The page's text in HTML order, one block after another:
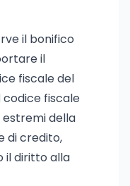
il bonifico
il
fiscale del
codice fiscale
della
di credito,
il diritto alla